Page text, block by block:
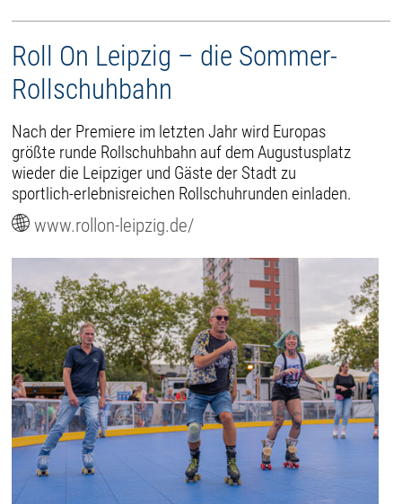
Roll On Leipzig – die Sommer-
Rollschuhbahn
Nach der Premiere im letzten Jahr wird Europas
größte runde Rollschuhbahn auf dem Augustusplatz
wieder die Leipziger und Gäste der Stadt zu
sportlich-erlebnisreichen Rollschuhrunden einladen.
www.rollon-leipzig.de/